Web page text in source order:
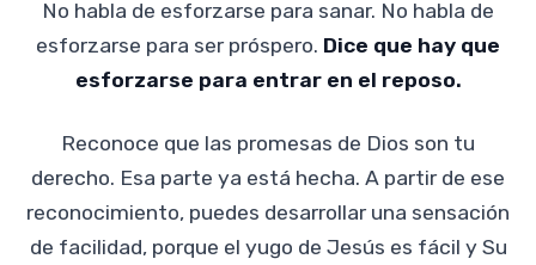
No habla de esforzarse para sanar. No habla de
esforzarse para ser próspero. Dice que hay que
esforzarse para entrar en el reposo.
Reconoce que las promesas de Dios son tu
derecho. Esa parte ya está hecha. A partir de ese
reconocimiento, puedes desarrollar una sensación
de facilidad, porque el yugo de Jesús es fácil y Su